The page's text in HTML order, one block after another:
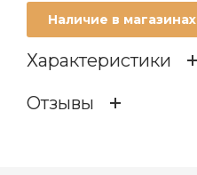
Наличие в магазинах
Характеристики
Отзывы